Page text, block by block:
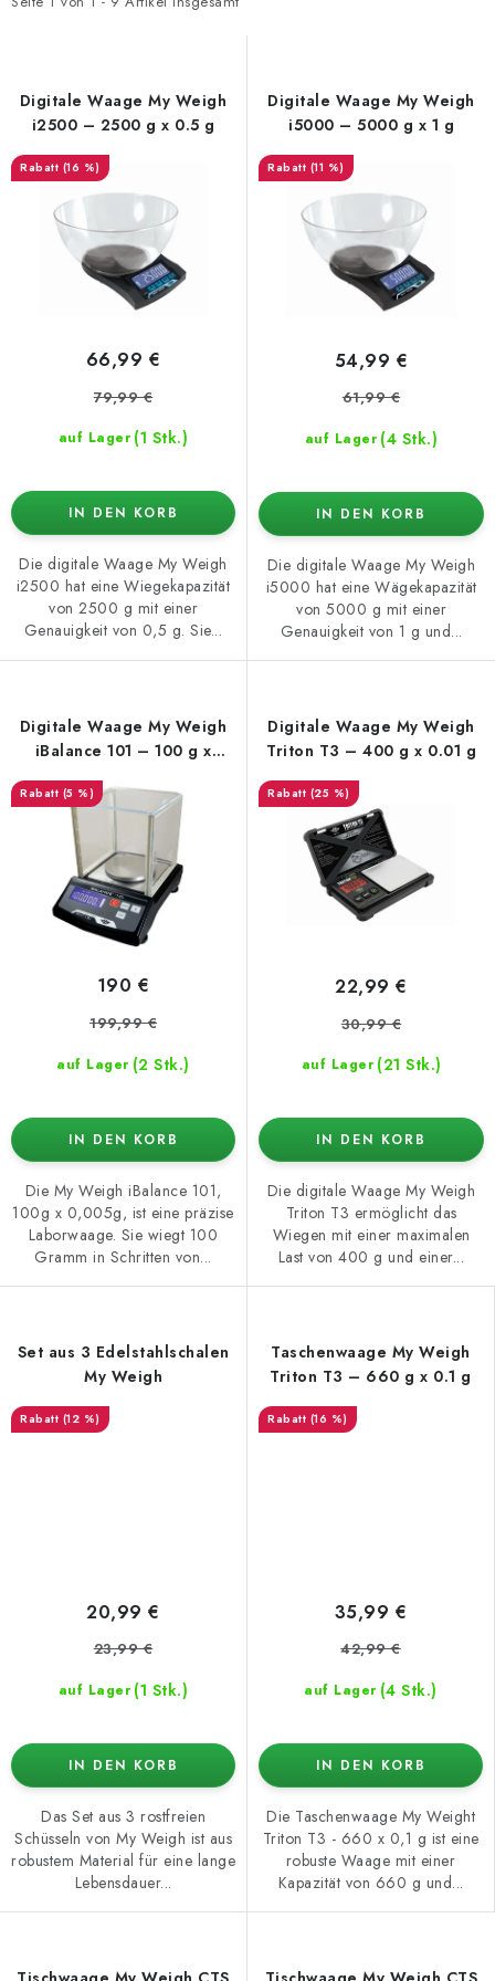
e
P
r
o
r
Digitale Waage My Weigh
i2500 – 2500 g x 0.5 g
(16 %)
auf Lager (1 Stk.)
66,99 €
79,99 €
IN DEN KORB
Die digitale Waage My Weigh
i2500 hat eine Wiegekapazität
von 2500 g mit einer
Genauigkeit von 0,5 g. Sie...
Digitale Waage My Weigh
i5000 – 5000 g x 1 g
(11 %)
auf Lager (4 Stk.)
54,99 €
61,99 €
IN DEN KORB
Die digitale Waage My Weigh
i5000 hat eine Wägekapazität
von 5000 g mit einer
Genauigkeit von 1 g und...
Digitale Waage My Weigh
iBalance 101 – 100 g x
0.005 g
(5 %)
auf Lager (2 Stk.)
190 €
199,99 €
IN DEN KORB
Die My Weigh iBalance 101,
100g x 0,005g, ist eine präzise
Laborwaage. Sie wiegt 100
Gramm in Schritten von...
Digitale Waage My Weigh
Triton T3 – 400 g x 0.01 g
(25 %)
auf Lager (21 Stk.)
22,99 €
30,99 €
IN DEN KORB
Die digitale Waage My Weigh
Triton T3 ermöglicht das
Wiegen mit einer maximalen
Last von 400 g und einer...
Set aus 3 Edelstahlschalen
My Weigh
(12 %)
auf Lager (1 Stk.)
20,99 €
23,99 €
IN DEN KORB
Das Set aus 3 rostfreien
Schüsseln von My Weigh ist aus
robustem Material für eine lange
Lebensdauer...
Taschenwaage My Weigh
Triton T3 – 660 g x 0.1 g
(16 %)
auf Lager (4 Stk.)
35,99 €
42,99 €
IN DEN KORB
Die Taschenwaage My Weight
Triton T3 - 660 x 0,1 g ist eine
robuste Waage mit einer
Kapazität von 660 g und...